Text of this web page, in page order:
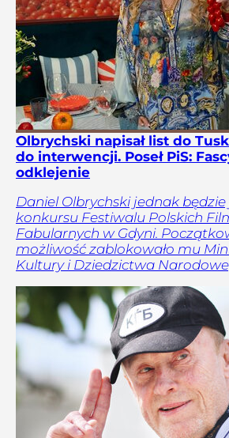
Olbrychski napisał list do
do interwencji. Poseł PiS:
odklejenie
Daniel Olbrychski jednak
konkursu Festiwalu Polskich
Fabularnych w Gdyni.
możliwość zablokowało mu
Kultury i Dziedzictwa